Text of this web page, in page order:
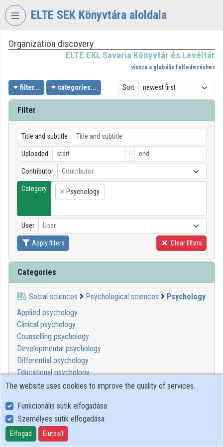
Skip header
ELTE SEK Könyvtára aloldala
VIDEOTORIUM
EKL
SAVARIA
KÖNYVTÁR
LEVÉLTÁR
Organization home
Log In
Organization discovery
Organization playlists
Contributors
Organization discovery
ELTE EKL Savaria Könyvtár és Levéltár
vissza a globális felfedezéshez
filter... categories... Sort
Filter
Title and subtitle
Uploaded -
Contributor Contributor
Category
×
Psychology
User User
Apply filters Clear filters
Categories
Social sciences Psychological sciences
Psychology
Applied psychology
Clinical psychology
Counselling psychology
Developmental psychology
Differential psychology
Educational psychology
Experimental psychology
Psychotherapy
Social psychology
The website uses cookies to improve the quality of services.
Funkcionális sütik elfogadása
Személyes sütik elfogadása
Elfogad Elutasít